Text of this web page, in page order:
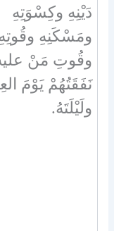
دَيْنِهِ وكِسْوَتِهِ
ومَسْكَنِهِ
وقُوتِ مَنْ
نَفَقَتُهُمْ يَوْمَ
ولَيْلَتَهُ.